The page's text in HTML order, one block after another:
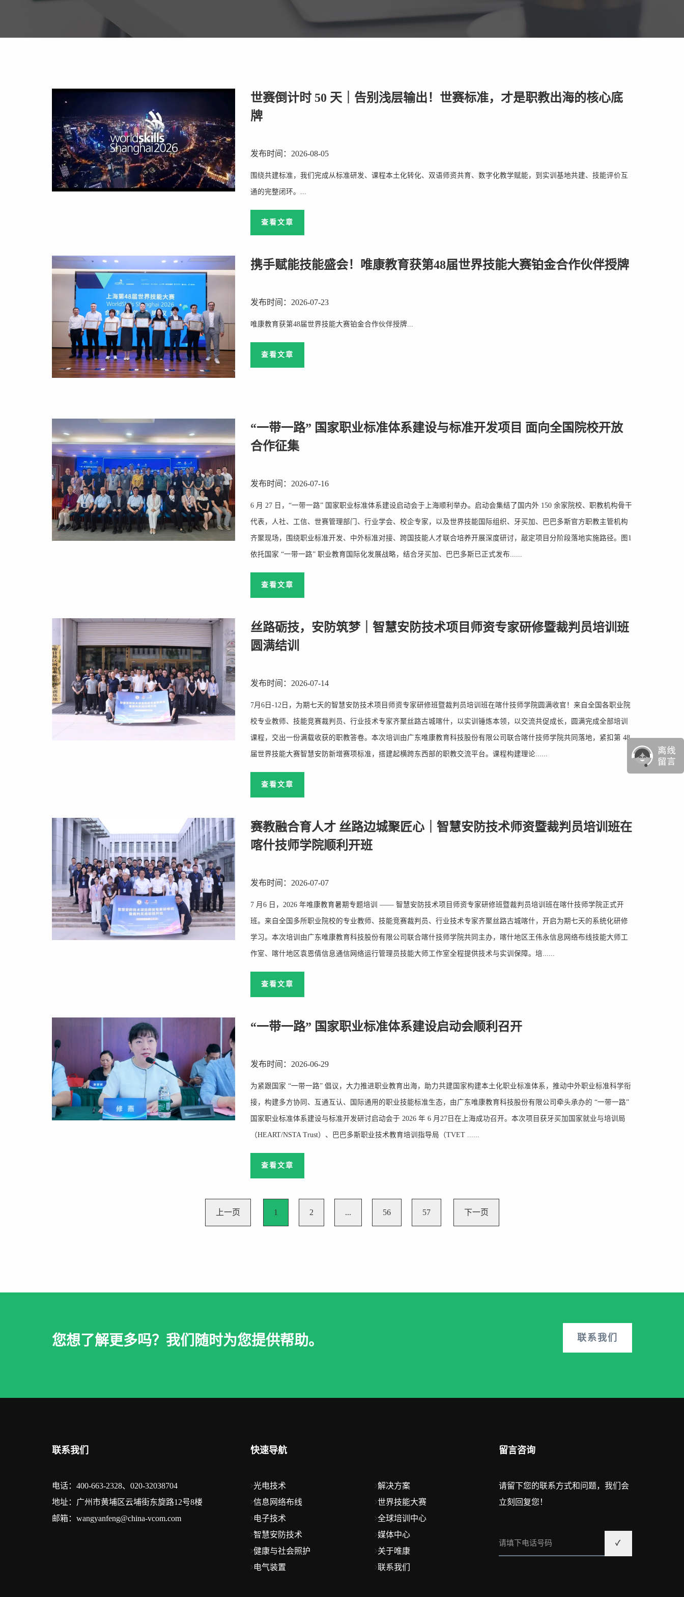
世赛倒计时 50 天｜告别浅层输出！世赛标准，才是职教出海的核心底
牌
发布时间：2026-08-05
围绕共建标准，我们完成从标准研发、课程本土化转化、双语师资共育、数字化教学赋能，到实训基地共建、技能评价互
通的完整闭环。...
查看文章
携手赋能技能盛会！唯康教育获第48届世界技能大赛铂金合作伙伴授牌
发布时间：2026-07-23
唯康教育获第48届世界技能大赛铂金合作伙伴授牌...
查看文章
“一带一路” 国家职业标准体系建设与标准开发项目 面向全国院校开放
合作征集
发布时间：2026-07-16
6 月 27 日，“一带一路” 国家职业标准体系建设启动会于上海顺利举办。启动会集结了国内外 150 余家院校、职教机构骨干
代表，人社、工信、世赛管理部门、行业学会、校企专家，以及世界技能国际组织、牙买加、巴巴多斯官方职教主管机构
齐聚现场，围绕职业标准开发、中外标准对接、跨国技能人才联合培养开展深度研讨，敲定项目分阶段落地实施路径。图1
依托国家 “一带一路” 职业教育国际化发展战略，结合牙买加、巴巴多斯已正式发布......
查看文章
丝路砺技，安防筑梦｜智慧安防技术项目师资专家研修暨裁判员培训班
圆满结训
发布时间：2026-07-14
7月6日-12日，为期七天的智慧安防技术项目师资专家研修班暨裁判员培训班在喀什技师学院圆满收官！来自全国各职业院
校专业教师、技能竞赛裁判员、行业技术专家齐聚丝路古城喀什，以实训锤炼本领，以交流共促成长，圆满完成全部培训
课程，交出一份满载收获的职教答卷。本次培训由广东唯康教育科技股份有限公司联合喀什技师学院共同落地，紧扣第 48
届世界技能大赛智慧安防新增赛项标准，搭建起横跨东西部的职教交流平台。课程构建理论......
查看文章
赛教融合育人才 丝路边城聚匠心｜智慧安防技术师资暨裁判员培训班在
喀什技师学院顺利开班
发布时间：2026-07-07
7 月6 日，2026 年唯康教育暑期专题培训 —— 智慧安防技术项目师资专家研修班暨裁判员培训班在喀什技师学院正式开
班。来自全国多所职业院校的专业教师、技能竞赛裁判员、行业技术专家齐聚丝路古城喀什，开启为期七天的系统化研修
学习。本次培训由广东唯康教育科技股份有限公司联合喀什技师学院共同主办，喀什地区王伟永信息网络布线技能大师工
作室、喀什地区袁恩倩信息通信网络运行管理员技能大师工作室全程提供技术与实训保障。培......
查看文章
“一带一路” 国家职业标准体系建设启动会顺利召开
发布时间：2026-06-29
为紧跟国家 “一带一路” 倡议，大力推进职业教育出海，助力共建国家构建本土化职业标准体系，推动中外职业标准科学衔
接，构建多方协同、互通互认、国际通用的职业技能标准生态，由广东唯康教育科技股份有限公司牵头承办的 “一带一路”
国家职业标准体系建设与标准开发研讨启动会于 2026 年 6 月27日在上海成功召开。本次项目获牙买加国家就业与培训局
（HEART/NSTA Trust）、巴巴多斯职业技术教育培训指导局（TVET ......
查看文章
上一页 1 2 ... 56 57 下一页
您想了解更多吗？我们随时为您提供帮助。 联系我们
联系我们
电话：400-663-2328、020-32038704
地址：广州市黄埔区云埔街东旋路12号8楼
邮箱：wangyanfeng@china-vcom.com
快速导航
光电技术
信息网络布线
电子技术
智慧安防技术
健康与社会照护
电气装置
解决方案
世界技能大赛
全球培训中心
媒体中心
关于唯康
联系我们
留言咨询
请留下您的联系方式和问题，我们会
立刻回复您！